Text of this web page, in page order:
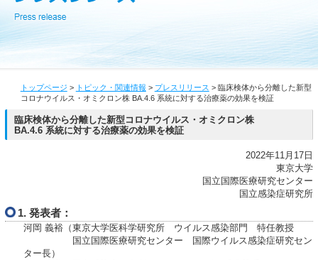
トップページ > トピック・関連情報 > プレスリリース > 臨床検体から分離した新型
コロナウイルス・オミクロン株 BA.4.6 系統に対する治療薬の効果を検証
臨床検体から分離した新型コロナウイルス・オミクロン株
BA.4.6 系統に対する治療薬の効果を検証
2022年11月17日
東京大学
国立国際医療研究センター
国立感染症研究所
1. 発表者：
河岡 義裕（東京大学医科学研究所 ウイルス感染部門 特任教授
国立国際医療研究センター 国際ウイルス感染症研究セン
ター長）